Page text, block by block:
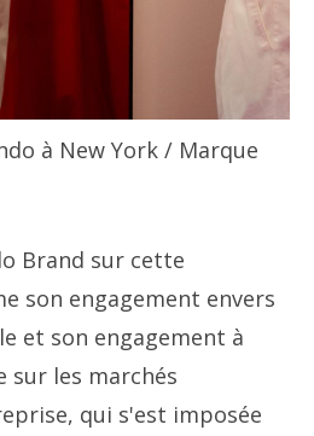
à New York / Marque
Brand sur cette
son engagement envers
et son engagement à
les marchés
qui s'est imposée